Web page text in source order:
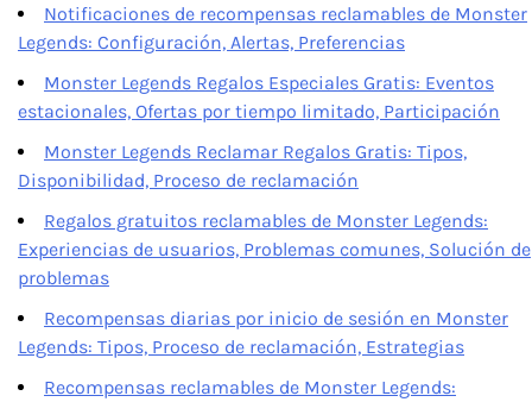
Notificaciones de recompensas reclamables de Monster
Legends: Configuración, Alertas, Preferencias
Monster Legends Regalos Especiales Gratis: Eventos
estacionales, Ofertas por tiempo limitado, Participación
Monster Legends Reclamar Regalos Gratis: Tipos,
Disponibilidad, Proceso de reclamación
Regalos gratuitos reclamables de Monster Legends:
Experiencias de usuarios, Problemas comunes, Solución de
problemas
Recompensas diarias por inicio de sesión en Monster
Legends: Tipos, Proceso de reclamación, Estrategias
Recompensas reclamables de Monster Legends: